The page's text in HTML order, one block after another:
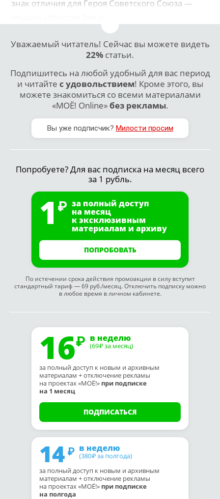
знак отличия для Героя Советского Союза —
Уважаемый читатель! Сейчас вы можете видеть
22% статьи.
Подпишитесь на любой удобный для вас период
и читайте с удовольствием! Кроме этого, вы
можете знакомиться со всеми материалами
«МОЁ! Online»без рекламы.
Вы уже подписчик? Милости просим
Попробуете? Для вас подписка на месяц всего
за 1 рубль.
1 за полный доступ
на месяц
к эксклюзивным
материалам и архиву
ПОПРОБОВАТЬ
По истечении срока действия промоакции в силу вступит
стандартный тариф — 69 руб./месяц. Отключить подписку можно
в любое время в личном кабинете.
16 в неделю
(69₽ за месяц)
за полный доступ к новым и архивным
материалам + отключение рекламы
на проектах «МОЁ!» при подписке
на 1 месяц
ПОДПИСАТЬСЯ
14 в неделю
(380₽ за полгода)
за полный доступ к новым и архивным
материалам + отключение рекламы
на проектах «МОЁ!» при подписке
на полгода